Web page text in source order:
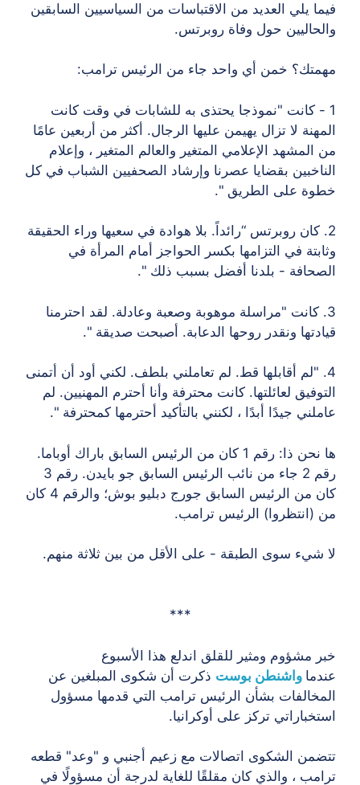
يلي العديد من الاقتباسات من السياسيين السابقين
حول وفاة روبرتس.
خمن أي واحد جاء من الرئيس ترامب:
كانت "نموذجا يحتذى به للشابات في وقت كانت
لا تزال يهيمن عليها الرجال. أكثر من أربعين عامًا
الإعلامي المتغير والعالم المتغير ، وإعلام
بقضايا عصرنا وإرشاد الصحفيين الشباب في كل
على الطريق ".
كان روبرتس “رائداً. بلا هوادة في سعيها وراء الحقيقة
في التزامها بكسر الحواجز أمام المرأة في
- بلدنا أفضل بسبب ذلك ".
كانت "مراسلة موهوبة وصعبة وعادلة. لقد احترمنا
ونقدر روحها الدعابة. أصبحت صديقة ".
"لم أقابلها قط. لم تعاملني بلطف. لكني أود أن أتمنى
لعائلتها. كانت محترفة وأنا أحترم المهنيين. لم
جيدًا أبدًا ، لكنني بالتأكيد أحترمها كمحترفة ".
ها نحن ذا: رقم 1 كان من الرئيس السابق باراك أوباما.
رقم 2 جاء من نائب الرئيس السابق جو بايدن. رقم 3
كان من الرئيس السابق جورج دبليو بوش؛ والرقم 4 كان
الرئيس ترامب.
سوى الطبقة - على الأقل من بين ثلاثة منهم.
مشؤوم ومثير للقلق اندلع هذا الأسبوع
واشنطن بوست ذكرت أن شكوى المبلغين عن
بشأن الرئيس ترامب التي قدمها مسؤول
تركز على أوكرانيا.
الشكوى اتصالات مع زعيم أجنبي و "وعد" قطعه
، والذي كان مقلقًا للغاية لدرجة أن مسؤولًا في